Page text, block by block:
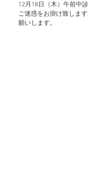
12月18日（木）午前中
ご迷惑をお掛け致しま
願いします。